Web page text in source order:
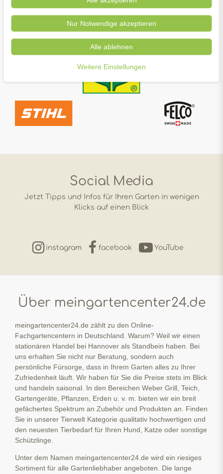
Social Media
Jetzt Tipps und Infos für Ihren Garten in wenigen
Klicks auf einen Blick
instagram facebook YouTube
Über meingartencenter24.de
meingartencenter24.de zählt zu den Online-
Fachgartencentern in Deutschland. Warum? Weil wir einen
stationären Handel bei Hannover als Standbein haben. Bei
uns erhalten Sie nicht nur Beratung, sondern auch
persönliche Fürsorge, dass in Ihrem Garten alles zu Ihrer
Zufriedenheit läuft. Wir haben für Sie die Preise stets im Blick
und handeln saisonal. In den Bereichen Weber Grill, Teich,
Gartengeräte, Pflanzen, Erden u. v. m. bieten wir ein breit
gefächertes Spektrum an Zubehör und Produkten an. Finden
Sie in unserer Tierwelt Kategorie qualitativ hochwertigen und
den neuesten Tierbedarf für Ihren Hund, Katze oder sonstige
Schützlinge.
Unter dem Namen meingartencenter24.de wird ein riesiges
Sortiment für alle Gartenliebhaber angeboten. Die lange
Nur Notwendige akzeptieren
Alle ablehnen
Weitere Einstellungen